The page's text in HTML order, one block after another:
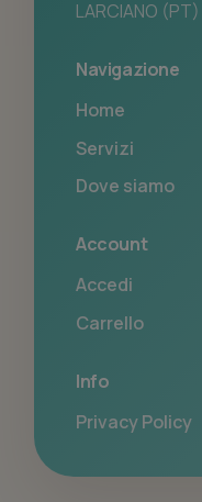
LARCIANO (PT)
Navigazione
Home
Servizi
Dove siamo
Account
Accedi
Carrello
Info
Privacy Policy